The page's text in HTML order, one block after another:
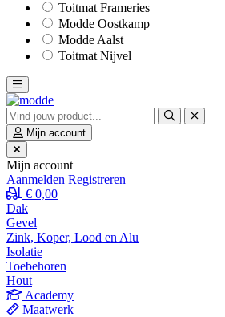
Toitmat Frameries
Modde Oostkamp
Modde Aalst
Toitmat Nijvel
Mijn account
Mijn account
Aanmelden Registreren
€ 0,00
Dak
Gevel
Zink, Koper, Lood en Alu
Isolatie
Toebehoren
Hout
Academy
Maatwerk